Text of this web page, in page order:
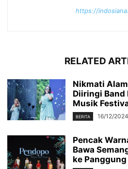
https://
RELATED
Nikmati
Diiringi Band
Musik
BERITA 16/12/2024
Pencak
Bawa
ke Panggung